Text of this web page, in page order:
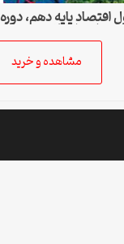
پایه دهم، دوره
علوم انسانی
مشاهده و خرید